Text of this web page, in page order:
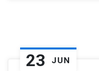
23 JUN